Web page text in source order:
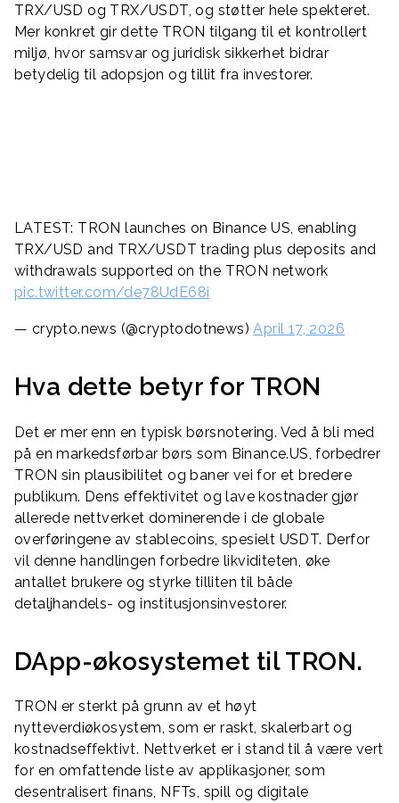
TRX/USD og TRX/USDT, og støtter hele spekteret.
Mer konkret gir dette TRON tilgang til et kontrollert
miljø, hvor samsvar og juridisk sikkerhet bidrar
betydelig til adopsjon og tillit fra investorer.
LATEST: TRON launches on Binance US, enabling
TRX/USD and TRX/USDT trading plus deposits and
withdrawals supported on the TRON network
pic.twitter.com/de78UdE68i
— crypto.news (@cryptodotnews)April 17, 2026
Hva dette betyr for TRON
Det er mer enn en typisk børsnotering. Ved å bli med
på en markedsførbar børs som Binance.US, forbedrer
TRON sin plausibilitet og baner vei for et bredere
publikum. Dens effektivitet og lave kostnader gjør
allerede nettverket dominerende i de globale
overføringene av stablecoins, spesielt USDT. Derfor
vil denne handlingen forbedre likviditeten, øke
antallet brukere og styrke tilliten til både
detaljhandels- og institusjonsinvestorer.
DApp-økosystemet til TRON.
TRON er sterkt på grunn av et høyt
nytteverdiøkosystem, som er raskt, skalerbart og
kostnadseffektivt. Nettverket er i stand til å være vert
for en omfattende liste av applikasjoner, som
desentralisert finans, NFTs, spill og digitale